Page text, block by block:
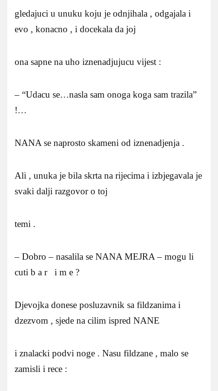
gledajuci u unuku koju je odnjihala , odgajala i
evo , konacno , i docekala da joj
ona sapne na uho iznenadjujucu vijest :
– “Udacu se…nasla sam onoga koga sam trazila”
!…
NANA se naprosto skameni od iznenadjenja .
Ali , unuka je bila skrta na rijecima i izbjegavala je
svaki dalji razgovor o toj
temi .
– Dobro – nasalila se NANA MEJRA – mogu li
cuti b a r i m e ?
Djevojka donese posluzavnik sa fildzanima i
dzezvom , sjede na cilim ispred NANE
i znalacki podvi noge . Nasu fildzane , malo se
zamisli i rece :